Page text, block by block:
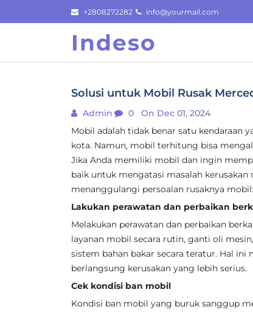
to
+2808272282 info@yourmail.com
Indeso
Solusi untuk Mobil Rusak
Admin 0
On Dec 01, 2024
Mobil adalah tidak benar satu kendaraan
kota. Namun, mobil terhitung bisa
Jika Anda memiliki mobil dan ingin
baik untuk mengatasi masalah
menanggulangi persoalan rusaknya mobil:
Lakukan perawatan dan perbaikan
Melakukan perawatan dan perbaikan
layanan mobil secara rutin, ganti oli
sistem bahan bakar secara teratur. Hal
berlangsung kerusakan yang lebih serius.
Cek kondisi ban mobil
Kondisi ban mobil yang buruk sanggup